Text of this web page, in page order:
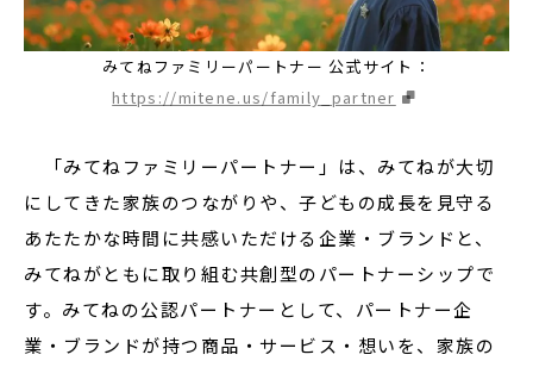
みてねファミリーパートナー 公式サイト：
https://mitene.us/family_partner
「みてねファミリーパートナー」は、みてねが大切
にしてきた家族のつながりや、子どもの成長を見守る
あたたかな時間に共感いただける企業・ブランドと、
みてねがともに取り組む共創型のパートナーシップで
す。みてねの公認パートナーとして、パートナー企
業・ブランドが持つ商品・サービス・想いを、家族の